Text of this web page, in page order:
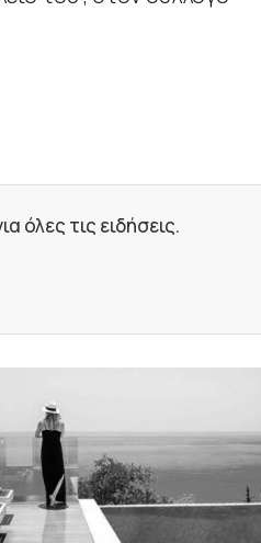
όλες τις ειδήσεις.